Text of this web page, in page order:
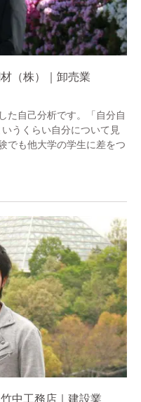
（株）｜卸売業
た自己分析です。「自分自
うくらい自分について見
でも他大学の学生に差をつ
中工務店｜建設業